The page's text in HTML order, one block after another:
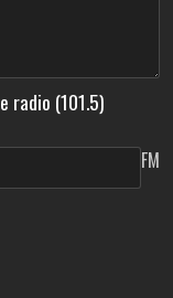
radio (101.5)
FM